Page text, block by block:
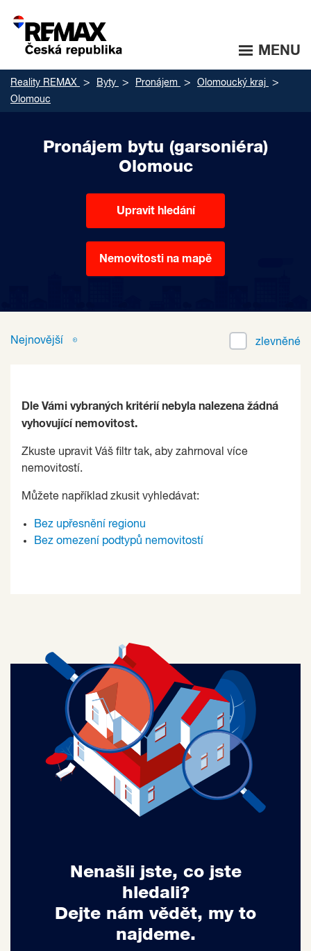
MENU
Reality REMAX Byty Pronájem
Olomoucký kraj
Olomouc
Pronájem bytu (garsoniéra)
Olomouc
Upravit hledání
Nemovitosti na mapě
Nejnovější zlevněné
Dle Vámi vybraných kritérií nebyla nalezena žádná
vyhovující nemovitost.
Zkuste upravit Váš filtr tak, aby zahrnoval více
nemovitostí.
Můžete například zkusit vyhledávat:
Bez upřesnění regionu
Bez omezení podtypů nemovitostí
Nenašli jste, co jste
hledali?
Dejte nám vědět, my to
najdeme.